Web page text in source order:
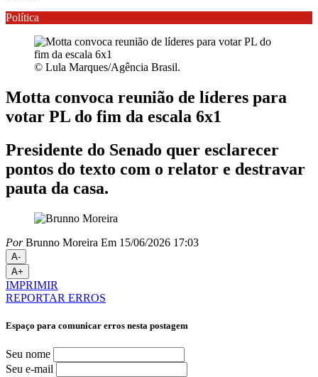
Política
© Lula Marques/Agência Brasil.
Motta convoca reunião de líderes para
votar PL do fim da escala 6x1
Presidente do Senado quer esclarecer
pontos do texto com o relator e destravar
pauta da casa.
PorBrunno Moreira Em 15/06/2026 17:03
A-
A+
IMPRIMIR
REPORTAR ERROS
Espaço para comunicar erros nesta postagem
Seu nome
Seu e-mail